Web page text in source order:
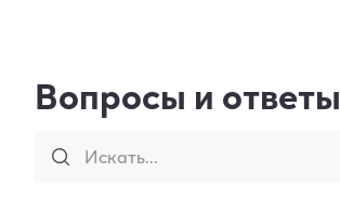
Вопросы и ответы
Искать...